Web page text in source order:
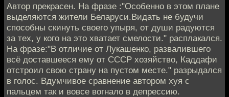
Автор прекрасен. На фразе :"Особенно в этом плане
выделяются жители Беларуси.Видать не будучи
способны скинуть своего упыря, от души радуются
за тех, у кого на это хватает смелости." расплакался.
На фразе:"В отличие от Лукашенко, развалившего
всё доставшееся ему от СССР хозяйство, Каддафи
отстроил свою страну на пустом месте." разрыдался
в голос. Вдумчивое сравнение автором хуя с
пальцем так и вовсе вогнало в депрессию.